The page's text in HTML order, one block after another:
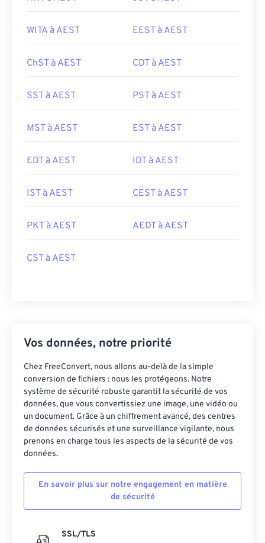
WITA à AEST EEST à AEST
ChST à AEST CDT à AEST
SST à AEST PST à AEST
MST à AEST EST à AEST
EDT à AEST IDT à AEST
IST à AEST CEST à AEST
PKT à AEST AEDT à AEST
CST à AEST
Vos données, notre priorité
Chez FreeConvert, nous allons au-delà de la simple
conversion de fichiers : nous les protégeons. Notre
système de sécurité robuste garantit la sécurité de vos
données, que vous convertissiez une image, une vidéo ou
un document. Grâce à un chiffrement avancé, des centres
de données sécurisés et une surveillance vigilante, nous
prenons en charge tous les aspects de la sécurité de vos
données.
En savoir plus sur notre engagement en matière
de sécurité
SSL/TLS